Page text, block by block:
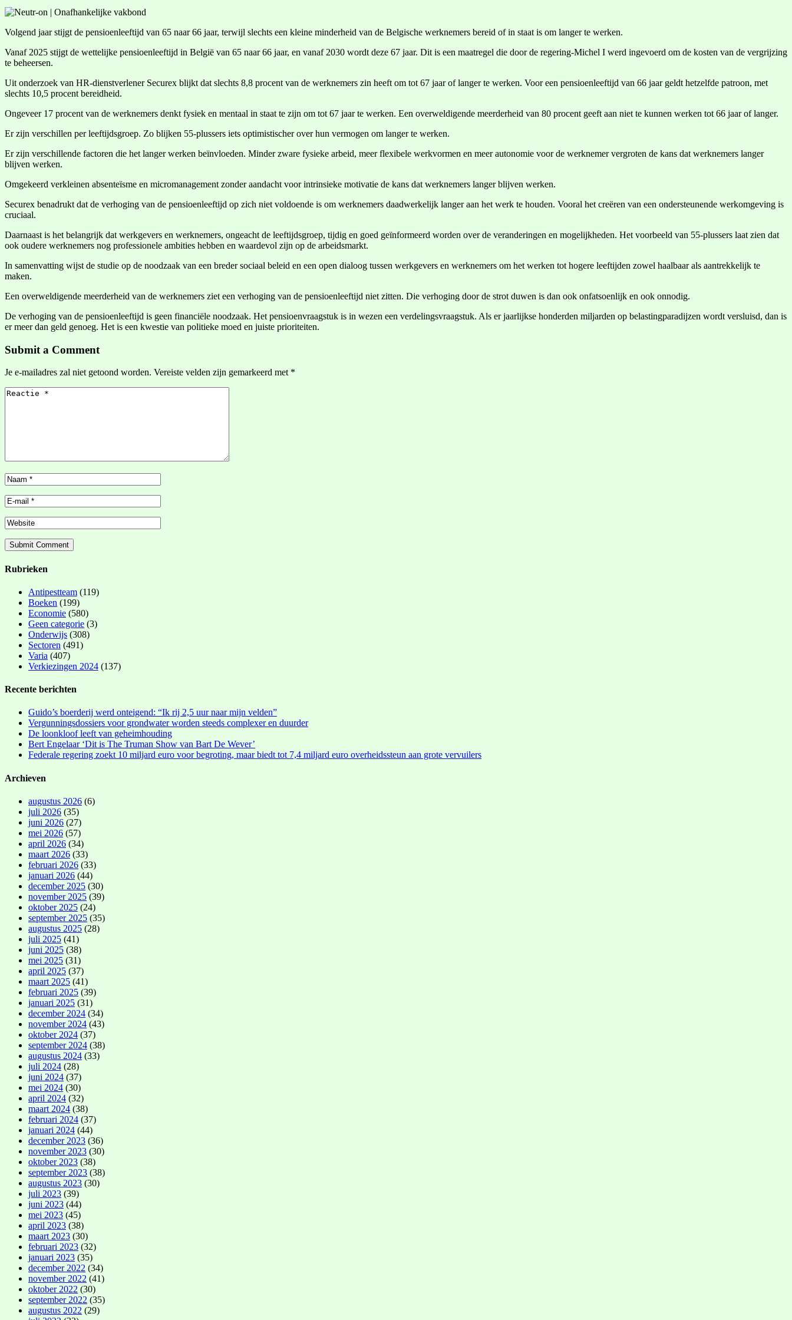
Volgend jaar stijgt de pensioenleeftijd van 65 naar 66 jaar, terwijl slechts een kleine minderheid van de Belgische werknemers bereid of in staat is om langer te werken.
Vanaf 2025 stijgt de wettelijke pensioenleeftijd in België van 65 naar 66 jaar, en vanaf 2030 wordt deze 67 jaar. Dit is een maatregel die door de regering-Michel I werd ingevoerd om de kosten van de vergrijzing
te beheersen.
Uit onderzoek van HR-dienstverlener Securex blijkt dat slechts 8,8 procent van de werknemers zin heeft om tot 67 jaar of langer te werken. Voor een pensioenleeftijd van 66 jaar geldt hetzelfde patroon, met
slechts 10,5 procent bereidheid.
Ongeveer 17 procent van de werknemers denkt fysiek en mentaal in staat te zijn om tot 67 jaar te werken. Een overweldigende meerderheid van 80 procent geeft aan niet te kunnen werken tot 66 jaar of langer.
Er zijn verschillen per leeftijdsgroep. Zo blijken 55-plussers iets optimistischer over hun vermogen om langer te werken.
Er zijn verschillende factoren die het langer werken beïnvloeden. Minder zware fysieke arbeid, meer flexibele werkvormen en meer autonomie voor de werknemer vergroten de kans dat werknemers langer
blijven werken.
Omgekeerd verkleinen absenteïsme en micromanagement zonder aandacht voor intrinsieke motivatie de kans dat werknemers langer blijven werken.
Securex benadrukt dat de verhoging van de pensioenleeftijd op zich niet voldoende is om werknemers daadwerkelijk langer aan het werk te houden. Vooral het creëren van een ondersteunende werkomgeving is
cruciaal.
Daarnaast is het belangrijk dat werkgevers en werknemers, ongeacht de leeftijdsgroep, tijdig en goed geïnformeerd worden over de veranderingen en mogelijkheden. Het voorbeeld van 55-plussers laat zien dat
ook oudere werknemers nog professionele ambities hebben en waardevol zijn op de arbeidsmarkt.
In samenvatting wijst de studie op de noodzaak van een breder sociaal beleid en een open dialoog tussen werkgevers en werknemers om het werken tot hogere leeftijden zowel haalbaar als aantrekkelijk te
maken.
Een overweldigende meerderheid van de werknemers ziet een verhoging van de pensioenleeftijd niet zitten. Die verhoging door de strot duwen is dan ook onfatsoenlijk en ook onnodig.
De verhoging van de pensioenleeftijd is geen financiële noodzaak. Het pensioenvraagstuk is in wezen een verdelingsvraagstuk. Als er jaarlijkse honderden miljarden op belastingparadijzen wordt versluisd, dan is
er meer dan geld genoeg. Het is een kwestie van politieke moed en juiste prioriteiten.
Submit a Comment
Je e-mailadres zal niet getoond worden. Vereiste velden zijn gemarkeerd met *
Rubrieken
Antipestteam (119)
Boeken (199)
Economie (580)
Geen categorie (3)
Onderwijs (308)
Sectoren (491)
Varia (407)
Verkiezingen 2024 (137)
Recente berichten
Guido’s boerderij werd onteigend: “Ik rij 2,5 uur naar mijn velden”
Vergunningsdossiers voor grondwater worden steeds complexer en duurder
De loonkloof leeft van geheimhouding
Bert Engelaar ‘Dit is The Truman Show van Bart De Wever’
Federale regering zoekt 10 miljard euro voor begroting, maar biedt tot 7,4 miljard euro overheidssteun aan grote vervuilers
Archieven
augustus 2026 (6)
juli 2026 (35)
juni 2026 (27)
mei 2026 (57)
april 2026 (34)
maart 2026 (33)
februari 2026 (33)
januari 2026 (44)
december 2025 (30)
november 2025 (39)
oktober 2025 (24)
september 2025 (35)
augustus 2025 (28)
juli 2025 (41)
juni 2025 (38)
mei 2025 (31)
april 2025 (37)
maart 2025 (41)
februari 2025 (39)
januari 2025 (31)
december 2024 (34)
november 2024 (43)
oktober 2024 (37)
september 2024 (38)
augustus 2024 (33)
juli 2024 (28)
juni 2024 (37)
mei 2024 (30)
april 2024 (32)
maart 2024 (38)
februari 2024 (37)
januari 2024 (44)
december 2023 (36)
november 2023 (30)
oktober 2023 (38)
september 2023 (38)
augustus 2023 (30)
juli 2023 (39)
juni 2023 (44)
mei 2023 (45)
april 2023 (38)
maart 2023 (30)
februari 2023 (32)
januari 2023 (35)
december 2022 (34)
november 2022 (41)
oktober 2022 (30)
september 2022 (35)
augustus 2022 (29)